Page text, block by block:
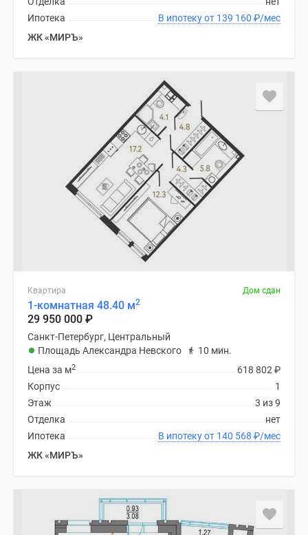
В ипотеку от 139 160 ₽/мес
Ипотека
ЖК «МИРЪ»
Квартира Дом сдан
1-комнатная 48.40 м2
29 950 000 ₽
Санкт-Петербург, Центральный
Площадь Александра Невского
10 мин.
618 802 ₽
Цена за м2
1
Корпус
3 из 9
Этаж
нет
Отделка
В ипотеку от 140 568 ₽/мес
Ипотека
ЖК «МИРЪ»